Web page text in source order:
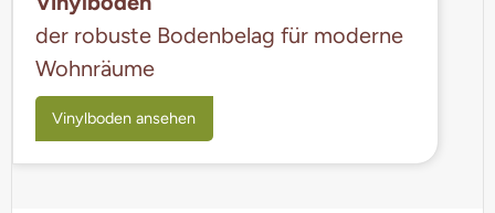
der robuste Bodenbelag für moderne
Wohnräume
Vinylboden ansehen